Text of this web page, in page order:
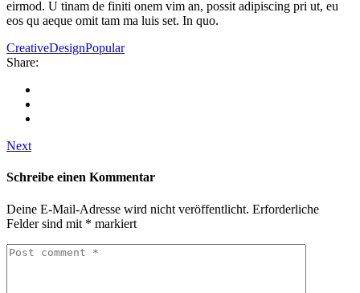
eirmod. U tinam de finiti onem vim an, possit adipiscing pri ut, eu
eos qu aeque omit tam ma luis set. In quo.
CreativeDesignPopular
Share:
Next
Schreibe einen Kommentar
Deine E-Mail-Adresse wird nicht veröffentlicht. Erforderliche
Felder sind mit * markiert